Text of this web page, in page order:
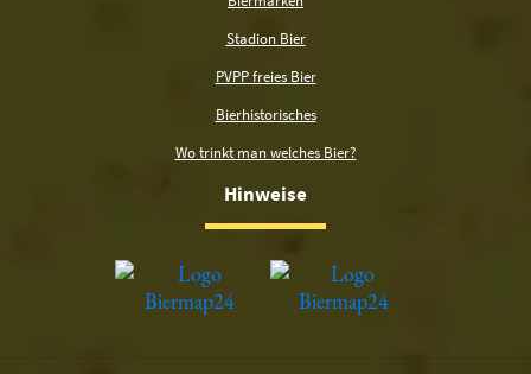
Stadion Bier
PVPP freies Bier
Bierhistorisches
Wo trinkt man welches Bier?
Hinweise